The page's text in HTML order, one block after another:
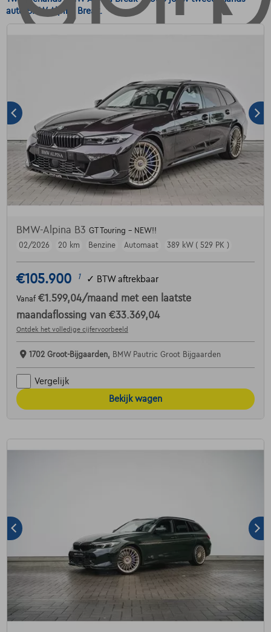
auto BMW-Alpina Break.
BMW-Alpina B3 GT Touring - NEW!!
02/2026
20 km Benzine Automaat 389 kW ( 529 PK )
€105.900 1 ✓ BTW aftrekbaar
Vanaf €1.599,04/maand met een laatste
maandaflossing van €33.369,04
Ontdek het volledige cijfervoorbeeld
1702 Groot-Bijgaarden, BMW Pautric Groot Bijgaarden
Vergelijk
Bekijk wagen